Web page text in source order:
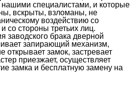
специалистами, и которые
вскрыты, взломаны, не
воздействию со
со стороны третьих лиц.
заводского брака дверной
запирающий механизм,
открывает замок, застревает
приезжает, осуществляет
замка и бесплатную замену на